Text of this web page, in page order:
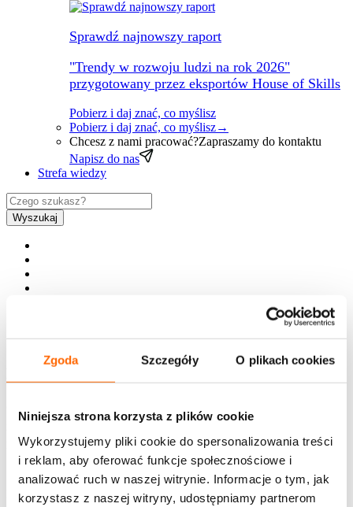
Zgoda Szczegóły O plikach cookies
Niniejsza strona korzysta z plików cookie
Wykorzystujemy pliki cookie do spersonalizowania treści
i reklam, aby oferować funkcje społecznościowe i
analizować ruch w naszej witrynie. Informacje o tym, jak
korzystasz z naszej witryny, udostępniamy partnerom
Sprawdź najnowszy raport
"Trendy w rozwoju ludzi na rok 2026"
przygotowany przez eksportów House of Skills
Pobierz i daj znać, co myślisz
Pobierz i daj znać, co myślisz→
Chcesz z nami pracować?Zapraszamy do kontaktu
Napisz do nas
Strefa wiedzy
Wyszukaj
EN
Chcesz jako pierwszy otrzymywać ciekawe treści z
zakresu rozwoju, zaproszenia na bezpłatne webinary,
informacje o szkoleniach i promocjach House of
Skills?
Bądź na bieżąco - zapisz się!